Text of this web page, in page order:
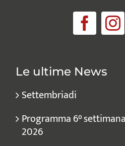
Le ultime News
Settembriadi
Programma 6°
2026